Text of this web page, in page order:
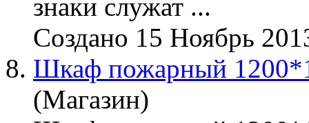
знаки служат ...
Создано 15 Ноябрь
8. Шкаф пожарный
(Магазин)